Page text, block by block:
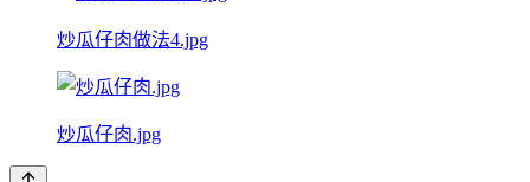
炒瓜仔肉做法4.jpg
炒瓜仔肉.jpg